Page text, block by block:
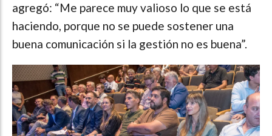
agregó: “Me parece muy valioso lo que se está
haciendo, porque no se puede sostener una
buena comunicación si la gestión no es buena”.